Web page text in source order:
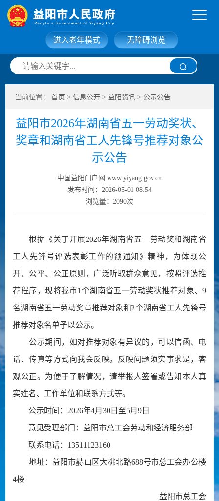
网站首页 走进益阳
信息公开 政务服务
互动交流 政府数据
无障碍浏览
进入老年模式
当前位置：首页 >信息公开 > 益阳资讯 > 公示公告
益阳市2026年湖南省五一劳动奖状、
奖章和湖南省工人先锋号推荐对象公
示公告
中国益阳门户网 www.yiyang.gov.cn
发布时间：2026-05-01 08:54
浏览量： 2090次
根据《关于开展2026年湖南省五一劳动奖和湖南省
工人先锋号评选表彰工作的预通知》精神，为体现公
开、公平、公正原则，广泛听取群众意见，按照评选推
荐程序，现将我市1个湖南省五一劳动奖状推荐对象、9
名湖南省五一劳动奖章推荐对象和2个湖南省工人先锋号
推荐对象名单予以公示。
公示期间，如对推荐对象有异议的，可以信函、电
话、传真等方式向我会反映。反映问题须实事求是，客
观公正。为便于了解情况，请举报人签署或告知本人真
实姓名、工作单位和联系方式等。
公示时间：2026年4月30日至5月9日
意见受理部门：益阳市总工会劳动和经济服务部
联系电话：13511123160
地址：益阳市赫山区大桃北路688号市总工会办公楼
4楼
益阳市总工会